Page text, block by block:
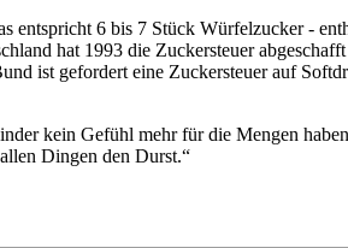
6 bis 7 Stück Würfelzucker -
hat 1993 die Zuckersteuer
ist gefordert eine Zuckersteuer auf
kein Gefühl mehr für die Mengen
Dingen den Durst.“